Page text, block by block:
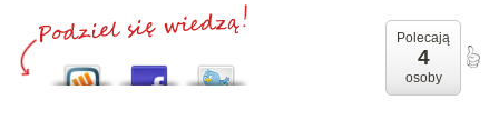
Polecają
4
osoby